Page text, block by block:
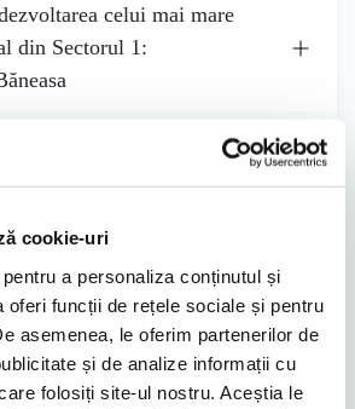
cookie-uri
a personaliza conținutul și
oferi funcții de rețele sociale și pentru
asemenea, le oferim partenerilor de
și de analize informații cu
folosiți site-ul nostru. Aceștia le
celui mai mare
din Sectorul 1:
GREENFIELD
ansamblu rezidențial dinSectorul 1 al
ansamblu redefinește conceptul de
un echilibru perfect între natură și
GREENFIELDse întinde pe o
cuprinde 680 de apartamente și vile,
viață echilibrat, în armonie cu natura.